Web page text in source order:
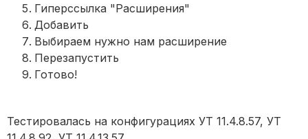
Гиперссылка "Расширения"
Добавить
Выбираем нужно нам расширение
Перезапустить
Готово!
Тестировалась на конфигурациях УТ 11.4.8.57, УТ